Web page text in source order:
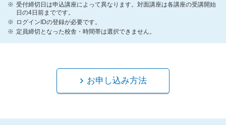
受付締切日は申込講座によって異なります。対面講座は各講座の受講開始
日の4日前までです。
ログインIDの登録が必要です。
定員締切となった校舎・時間帯は選択できません。
お申し込み方法